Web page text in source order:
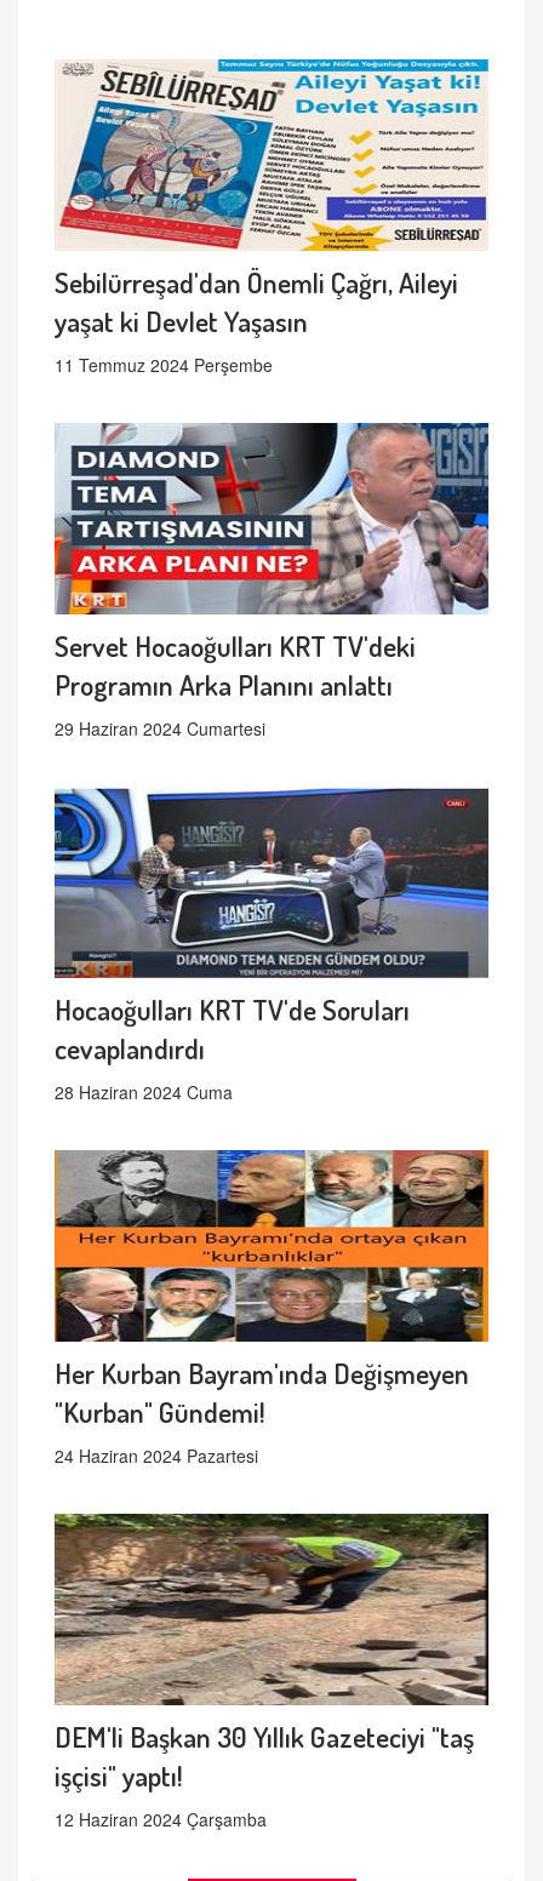
Sebilürreşad'dan Önemli Çağrı, Aileyi
yaşat ki Devlet Yaşasın
11 Temmuz 2024 Perşembe
Servet Hocaoğulları KRT TV'deki
Programın Arka Planını anlattı
29 Haziran 2024 Cumartesi
Hocaoğulları KRT TV'de Soruları
cevaplandırdı
28 Haziran 2024 Cuma
Her Kurban Bayram'ında Değişmeyen
"Kurban" Gündemi!
24 Haziran 2024 Pazartesi
DEM'li Başkan 30 Yıllık Gazeteciyi "taş
işçisi" yaptı!
12 Haziran 2024 Çarşamba